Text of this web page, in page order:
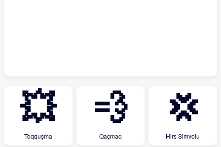
💥
Toqquşma
💨
Qaçmaq
💢
Hirs Simvolu